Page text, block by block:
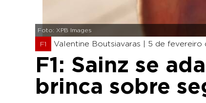
Foto: XPB Images
F1 Valentine Boutsiavaras | 5 de fevereiro
F1: Sainz se
brinca sobre